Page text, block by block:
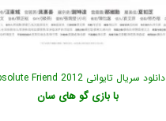
دانلود سریال تایوانی Absolute Friend 2012
با بازی گو های سان